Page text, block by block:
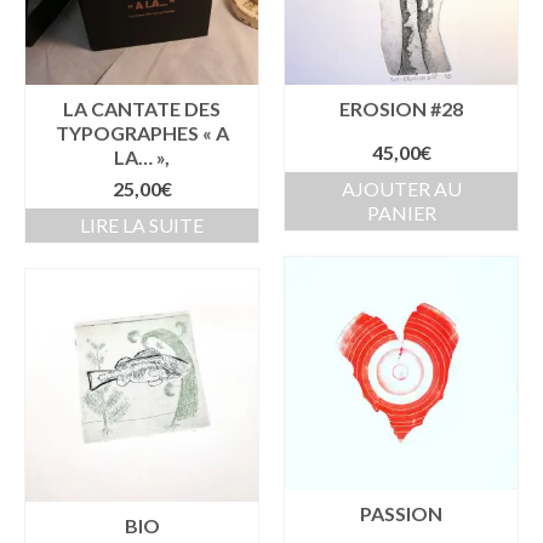
peuvent
la
page
LA CANTATE DES
TYPOGRAPHES « A
LA… »,
25,00€
LIRE LA SUITE
EROSION #28
45,00€
AJOUTER AU
PANIER
PASSION
BIO